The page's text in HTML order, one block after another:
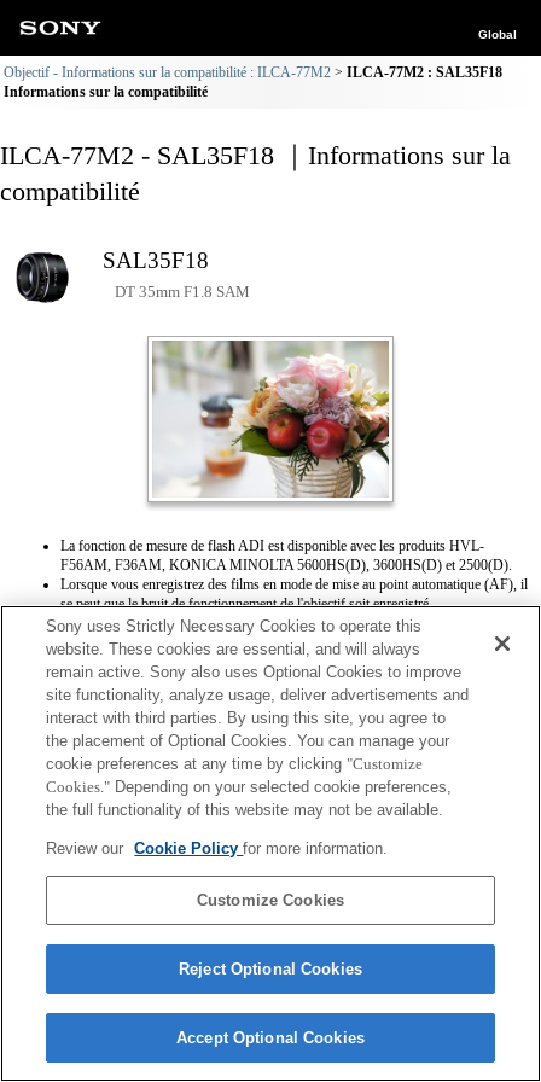
Global
Objectif - Informations sur la compatibilité : ILCA-77M2
ILCA-77M2 : SAL35F18
Informations sur la compatibilité
ILCA-77M2 - SAL35F18 ｜Informations sur la
compatibilité
SAL35F18
DT 35mm F1.8 SAM
La fonction de mesure de flash ADI est disponible avec les produits HVL-
F56AM, F36AM, KONICA MINOLTA 5600HS(D), 3600HS(D) et 2500(D).
Lorsque vous enregistrez des films en mode de mise au point automatique (AF), il
se peut que le bruit de fonctionnement de l'objectif soit enregistré.
Terms of Use Contact Us
Sony uses Strictly Necessary Cookies to operate this
website. These cookies are essential, and will always
remain active. Sony also uses Optional Cookies to improve
site functionality, analyze usage, deliver advertisements and
interact with third parties. By using this site, you agree to
the placement of Optional Cookies. You can manage your
cookie preferences at any time by clicking "Customize
Cookies." Depending on your selected cookie preferences,
the full functionality of this website may not be available.
Review our Cookie Policyfor more information.
Customize Cookies
Reject Optional Cookies
Accept Optional Cookies